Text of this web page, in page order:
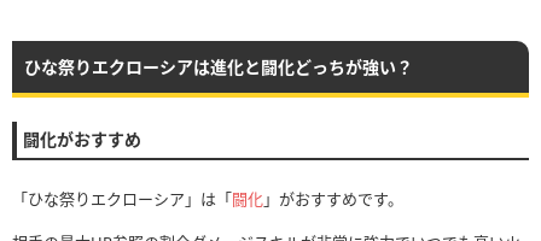
ひな祭りエクローシアは進化と闘化どっちが強い？
闘化がおすすめ
「ひな祭りエクローシア」は「闘化」がおすすめです。